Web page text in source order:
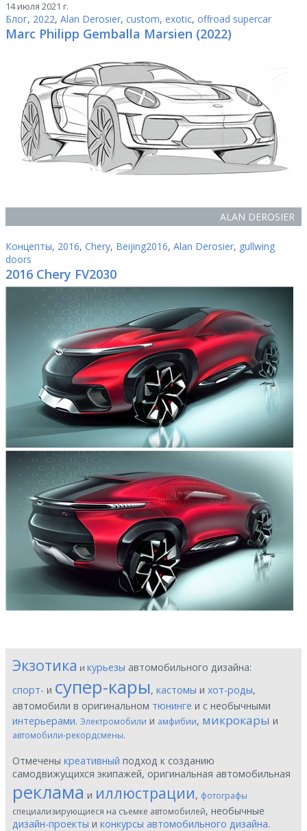
14 июля 2021 г.
Блог, 2022, Alan Derosier, custom, exotic, offroad supercar
Marc Philipp Gemballa Marsien (2022)
ALAN DEROSIER
Концепты, 2016, Chery, Beijing2016, Alan Derosier, gullwing
doors
2016 Chery FV2030
Экзотика и курьезы автомобильного дизайна:
спорт- и супер-кары, кастомы и хот-роды,
автомобили в оригинальном тюнинге и с необычными
интерьерами. Электромобили и амфибии, микрокары и
автомобили-рекордсмены.
Отмечены креативный подход к созданию
самодвижущихся экипажей, оригинальная автомобильная
реклама и иллюстрации, фотографы
специализирующиеся на съемке автомобилей, необычные
дизайн-проекты и конкурсы автомобильного дизайна.